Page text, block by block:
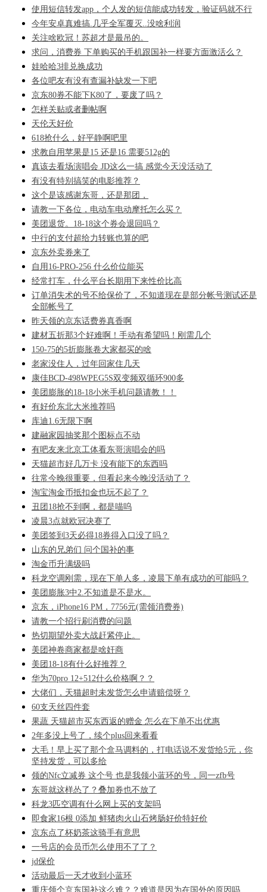
使用短信转发app，个人发的短信能成功转发，验证码就不行
今年安卓真难搞.几乎全军覆灭..没啥利润
关注啥欧冠！苏超才是最吊的。
求问，消费券 下单购买的手机跟国补一样要方面激活么？
娃哈哈3排兑换成功
各位吧友有没有查漏补缺发一下吧
京东80券不能下K80了，要废了吗？
怎样关贴或者删帖啊
天伦天好价
618抢什么，好平静啊吧里
求教自用苹果是15 还是16 需要512g的
真该去看场演唱会 JD这么一搞 感觉今天没活动了
有没有特别搞笑的电影推荐？
这个是该感谢东哥，还是那团，
请教一下各位，电动车电动摩托怎么买？
美团退货。18-18这个券会退回吗？
中行的支付超给力转账也算的吧
京东外卖券来了
自用16-PRO-256 什么价位能买
经常打车，什么平台长期用下来性价比高
订单消失术的号不给保价了，不知道现在是部分帐号测试还是
全部帐号了
昨天领的京东话费券真香啊
建材五折那3个好难啊！手动有希望吗！刚需几个
150-75的5折膨胀卷大家都买的啥
老家没住人，过年回家住几天
康佳BCD-498WPEG5S双变频双循环900多
美团膨胀的18-18小米手机问题请教！！
有好价东北大米推荐吗
库迪1.6无限下啊
建融家园抽奖那个图标点不动
有吧友来北京工体看东哥演唱会的吗
天猫超市好几万卡 没有能下的东西吗
往常今晚很重要，但看起来今晚没活动了？
淘宝淘金币抵扣金也玩不起了？
丑团18抢不到啊，都是喵呜
凌晨3点就欧冠决赛了
美团签到3天必得18券得入口没了吗？
山东的兄弟们 问个国补的事
淘金币升满级吗
科龙空调刚需，现在下单人多，凌晨下单有成功的可能吗？
美团膨胀3中2.不知道是不是水。
京东，iPhone16 PM，7756元(需领消费券)
请教一个招行刷消费的问题
热切期望外卖大战赶紧停止。
美团神卷商家都是啥奸商
美团18-18有什么好推荐？
华为70pro 12+512什么价格啊？？
大佬们，天猫超时未发货怎么申请赔偿呀？
60支天丝四件套
果蔬 天猫超市买东西返的赠金 怎么在下单不出优惠
2年多没上号了，续个plus回来看看
大毛！早上买了那个盒马调料的，打电话说不发货给5元，你
坚持发货，可以多给
领的Nfc立减券 这个号 也是我领小蓝环的号，同一zfb号
东哥就这样怂了？叠加券也不放了
科龙3匹空调有什么网上买的支架吗
即食家16根 0添加 鲜猪肉火山石烤肠好价特好价
京东点了杯奶茶这骑手有意思
一号店的会员币怎么使用不了了？
jd保价
活动最后一天才收到小蓝环
重庆领个京东国补这么难？？难道是因为在国外的原因吗